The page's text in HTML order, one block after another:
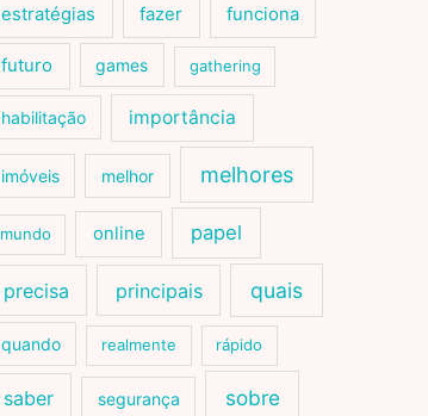
estratégias fazer funciona
futuro games gathering
habilitação importância
imóveis melhor melhores
mundo online papel
precisa principais quais
quando realmente rápido
saber segurança sobre